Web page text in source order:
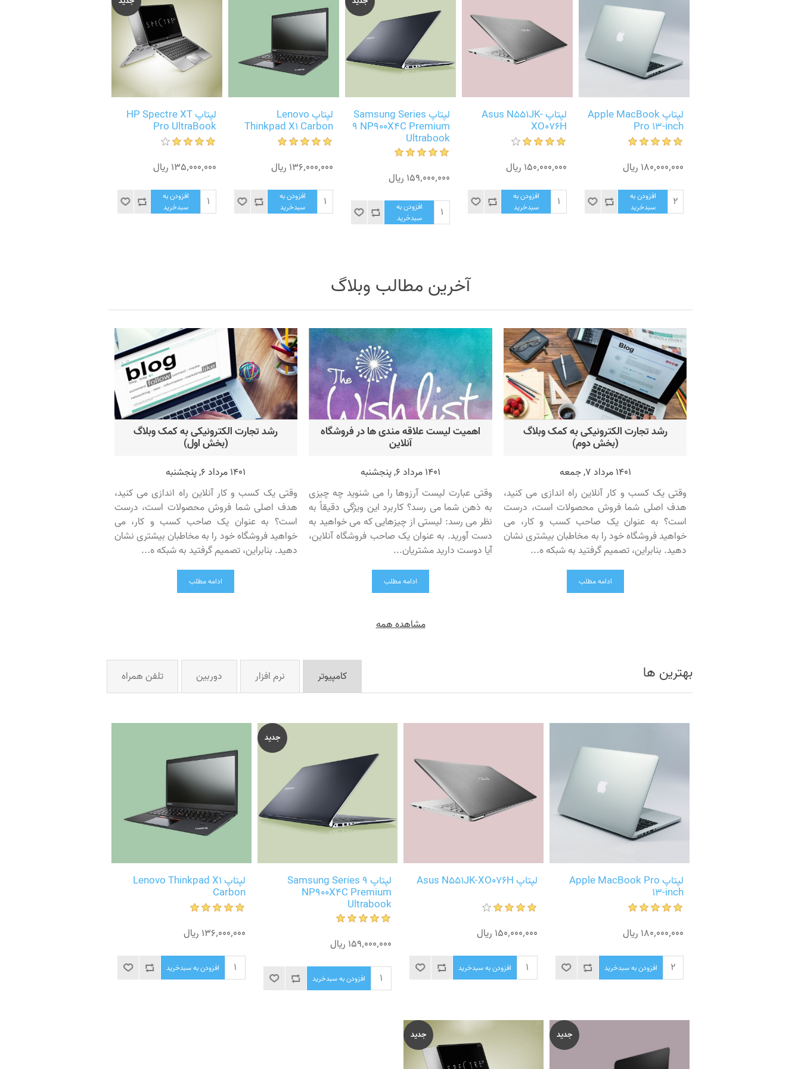
لپتاپ Apple MacBook
Pro 13-inch
180٬000٬000 ریال
افزودن به
سبدخرید
لپتاپ Asus N551JK-
XO076H
150٬000٬000 ریال
افزودن به
سبدخرید
لپتاپ Samsung Series
9 NP900X4C Premium
Ultrabook
159٬000٬000 ریال
افزودن به
سبدخرید
لپتاپ Lenovo
Thinkpad X1 Carbon
136٬000٬000 ریال
افزودن به
سبدخرید
لپتاپ HP Spectre XT
Pro UltraBook
135٬000٬000 ریال
افزودن به
سبدخرید
آخرین مطالب وبلاگ
رشد تجارت الکترونیکی به کمک وبلاگ
(بخش دوم)
1401 مرداد 7, جمعه
وقتی یک کسب و کار آنلاین راه اندازی می کنید،
هدف اصلی شما فروش محصولات است، درست
است؟ به عنوان یک صاحب کسب و کار، می
خواهید فروشگاه خود را به مخاطبان بیشتری نشان
دهید. بنابراین، تصمیم گرفتید به شبکه ه...
ادامه مطلب
اهمیت لیست علاقه مندی ها در فروشگاه
آنلاین
1401 مرداد 6, پنجشنبه
وقتی عبارت لیست آرزوها را می شنوید چه چیزی
به ذهن شما می رسد؟ کاربرد این ویژگی دقیقاً به
نظر می رسد: لیستی از چیزهایی که می خواهید به
دست آورید. به عنوان یک صاحب فروشگاه آنلاین،
آیا دوست دارید مشتریان...
ادامه مطلب
رشد تجارت الکترونیکی به کمک وبلاگ
(بخش اول)
1401 مرداد 6, پنجشنبه
وقتی یک کسب و کار آنلاین راه اندازی می کنید،
هدف اصلی شما فروش محصولات است، درست
است؟ به عنوان یک صاحب کسب و کار، می
خواهید فروشگاه خود را به مخاطبان بیشتری نشان
دهید. بنابراین، تصمیم گرفتید به شبکه ه...
ادامه مطلب
مشاهده همه
بهترین ها کامپیوتر نرم افزار دوربین تلفن همراه
لپتاپ Apple MacBook Pro
13-inch
180٬000٬000 ریال
افزودن به سبدخرید
لپتاپ Asus N551JK-XO076H
150٬000٬000 ریال
افزودن به سبدخرید
جدید
لپتاپ Samsung Series 9
NP900X4C Premium
Ultrabook
159٬000٬000 ریال
افزودن به سبدخرید
لپتاپ Lenovo Thinkpad X1
Carbon
136٬000٬000 ریال
افزودن به سبدخرید
جدید جدید